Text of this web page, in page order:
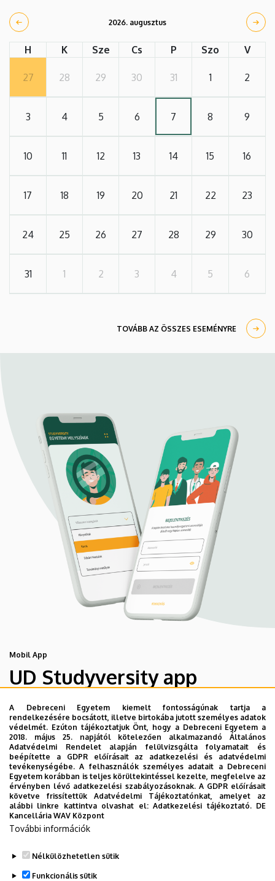
2026. augusztus
H K Sze Cs P Szo V
27 28 29 30 31 1 2
3 4 5 6 7 8 9
10 11 12 13 14 15 16
17 18 19 20 21 22 23
24 25 26 27 28 29 30
31 1 2 3 4 5 6
TOVÁBB AZ ÖSSZES ESEMÉNYRE
Mobil App
UD Studyversity app
Engedd meg, hogy figyelmedbe ajánljuk a Debreceni
Egyetem új applikációját, melyet hallgatói számára
készített. Az alkalmazás bevezetésével célunk, hogy
segítsünk eligazodni az egyetemi mindennapokban, a
tanulmányaiddal kapcsolatban gyorsan elérhető
információkat biztosítsunk, útmutatót adjunk az egyetemi
évek során felmerülő helyzetekkel, kérdésekkel
kapcsolatban, továbbá „zsebközelbe” hozzuk az Egyetem
és Debrecen város kulturális és sport életét.
A Debreceni Egyetem kiemelt fontosságúnak tartja a
rendelkezésére bocsátott, illetve birtokába jutott személyes adatok
védelmét. Ezúton tájékoztatjuk Önt, hogy a Debreceni Egyetem a
2018. május 25. napjától kötelezően alkalmazandó Általános
Adatvédelmi Rendelet alapján felülvizsgálta folyamatait és
beépítette a GDPR előírásait az adatkezelési és adatvédelmi
tevékenységébe. A felhasználók személyes adatait a Debreceni
Egyetem korábban is teljes körültekintéssel kezelte, megfelelve az
érvényben lévő adatkezelési szabályozásoknak. A GDPR előírásait
követve frissítettük Adatvédelmi Tájékoztatónkat, amelyet az
alábbi linkre kattintva olvashat el:Adatkezelési tájékoztató. DE
Kancellária WAV Központ
További információk
Nélkülözhetetlen sütik
Funkcionális sütik